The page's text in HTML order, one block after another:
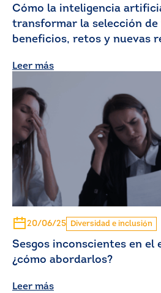
Cómo la inteligencia
transformar la selección
beneficios, retos y nuevas
Leer más
20/06/25 Diversidad e inclusión
Sesgos inconscientes en el
¿cómo abordarlos?
Leer más